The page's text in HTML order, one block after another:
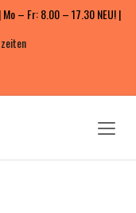
– Fr: 8.00 – 17.30 NEU! |